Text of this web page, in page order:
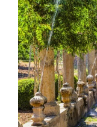
Larger
Image